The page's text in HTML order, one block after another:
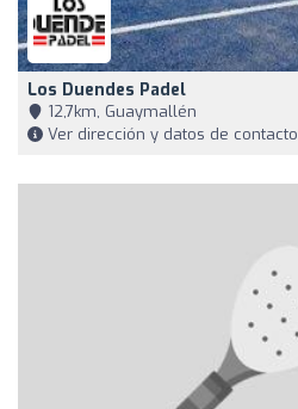
Los Duendes Padel
12,7km, Guaymallén
Ver dirección y datos de contacto